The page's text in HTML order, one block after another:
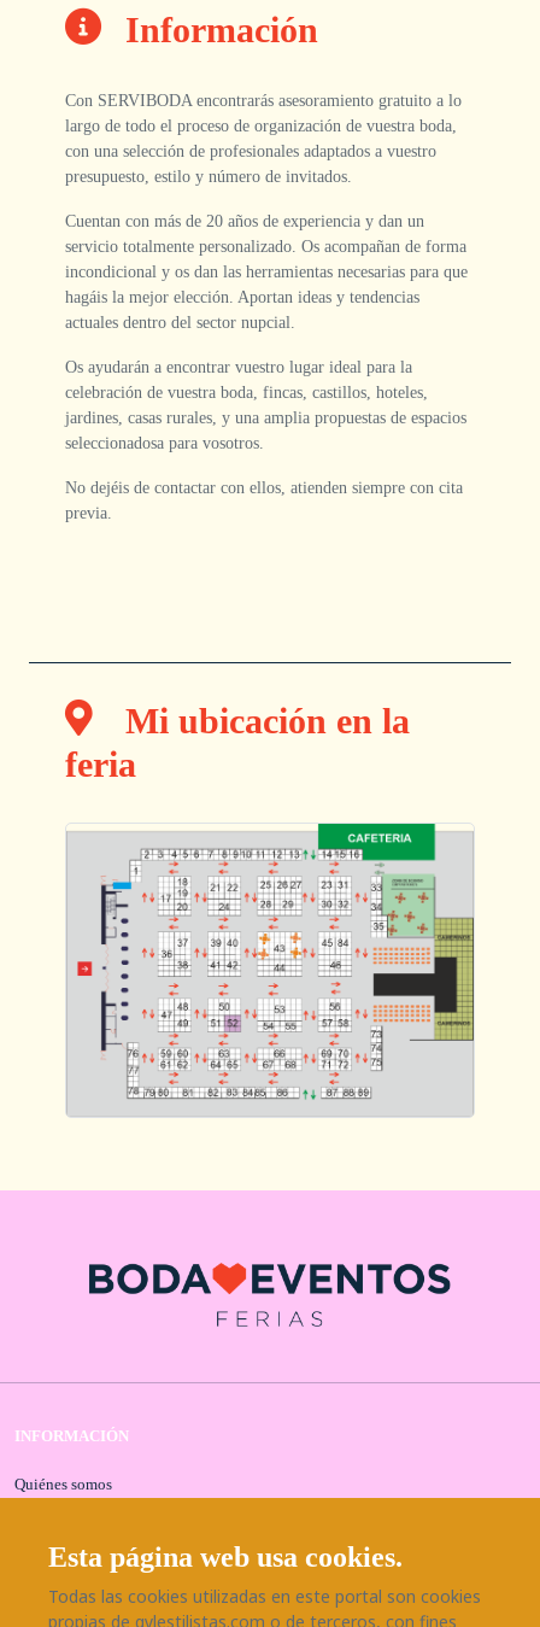
Información
Con SERVIBODA encontrarás asesoramiento gratuito a lo
largo de todo el proceso de organización de vuestra boda,
con una selección de profesionales adaptados a vuestro
presupuesto, estilo y número de invitados.
Cuentan con más de 20 años de experiencia y dan un
servicio totalmente personalizado. Os acompañan de forma
incondicional y os dan las herramientas necesarias para que
hagáis la mejor elección. Aportan ideas y tendencias
actuales dentro del sector nupcial.
Os ayudarán a encontrar vuestro lugar ideal para la
celebración de vuestra boda, fincas, castillos, hoteles,
jardines, casas rurales, y una amplia propuestas de espacios
seleccionadosa para vosotros.
No dejéis de contactar con ellos, atienden siempre con cita
previa.
Mi ubicación en la
feria
INFORMACIÓN
Quiénes somos
Política de privacidad
Política de cookies
Esta página web usa cookies.
Todas las cookies utilizadas en este portal son cookies
propias de gylestilistas.com o de terceros, con fines